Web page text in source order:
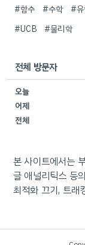
#함수 #수학 #
#UCB
#물리학
전체 방문자
오늘
어제
전체
본 사이트에서는
글 애널리틱스 등
최적화 끄기, 트래